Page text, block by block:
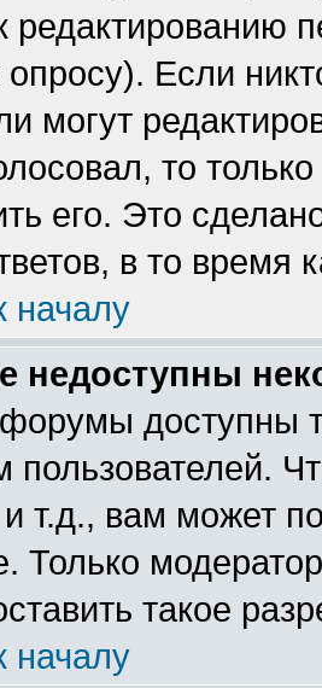
редактированию
опросу). Если
могут
то
его. Это
в то время
началу
недоступны
доступны
пользователей.
т.д., вам может
Только
такое
началу